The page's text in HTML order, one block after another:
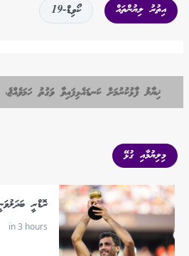
އިތުރު ލިޔުންތައް ކޯވިޑް-19
ޚިޔާލު ފާޅުކުރުމަށް ކަނޑައެޅިފައިވާ ވަގުތު
މިލިޔުމާއި ގުޅޭ
ރޮޑްރީ
in 3 hours